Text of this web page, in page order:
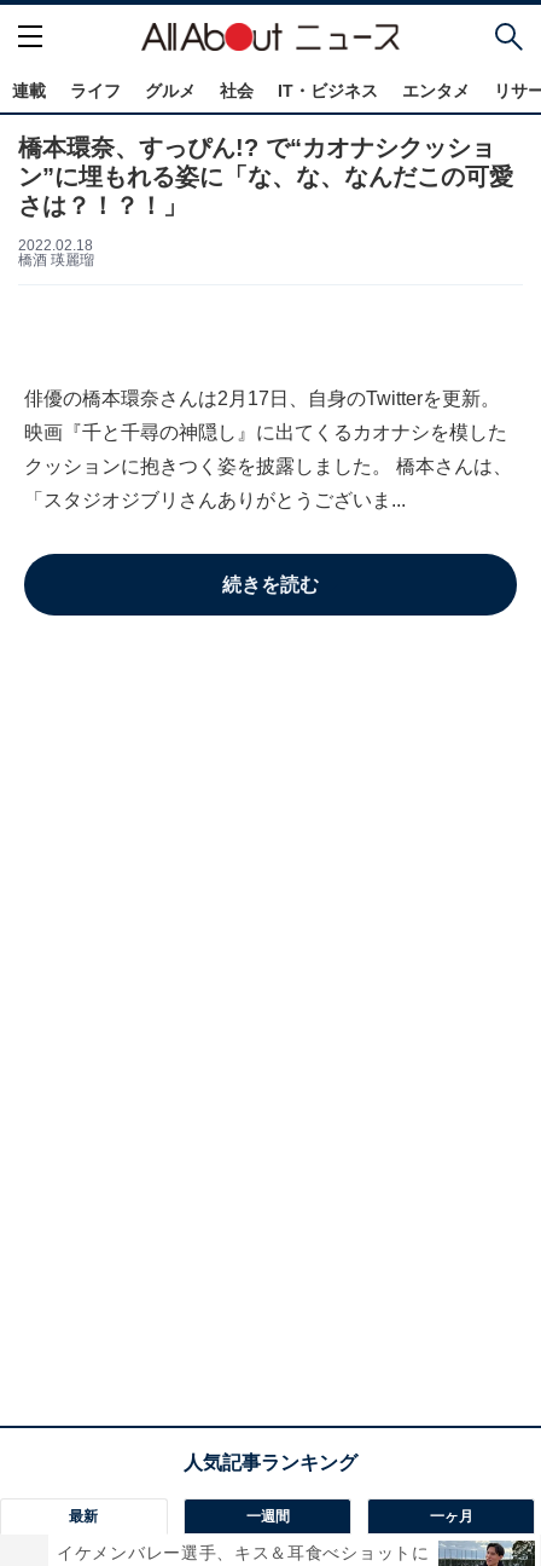
連載 ライフ グルメ 社会 IT・ビジネス エンタメ リサ
橋本環奈、すっぴん!? で“カオナシクッショ
ン”に埋もれる姿に「な、な、なんだこの可愛
さは？！？！」
2022.02.18
橋酒 瑛麗瑠
俳優の橋本環奈さんは2月17日、自身のTwitterを更新。
映画『千と千尋の神隠し』に出てくるカオナシを模した
クッションに抱きつく姿を披露しました。 橋本さんは、
「スタジオジブリさんありがとうございま...
続きを読む
最新 一週間 一ヶ月
イケメンバレー選手、キス＆耳食べショットに